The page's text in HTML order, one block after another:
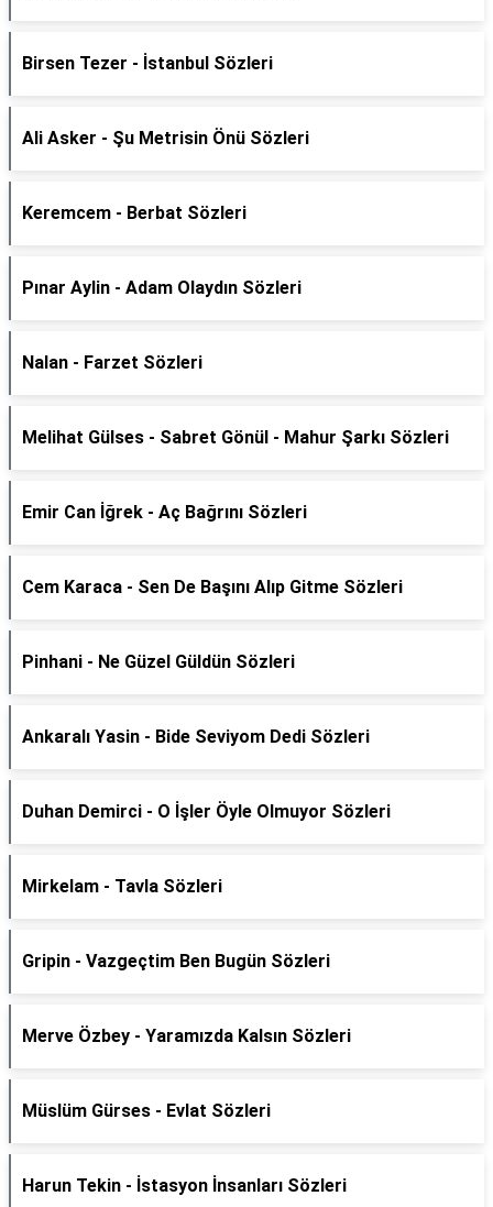
Birsen Tezer - İstanbul Sözleri
Ali Asker - Şu Metrisin Önü Sözleri
Keremcem - Berbat Sözleri
Pınar Aylin - Adam Olaydın Sözleri
Nalan - Farzet Sözleri
Melihat Gülses - Sabret Gönül - Mahur Şarkı Sözleri
Emir Can İğrek - Aç Bağrını Sözleri
Cem Karaca - Sen De Başını Alıp Gitme Sözleri
Pinhani - Ne Güzel Güldün Sözleri
Ankaralı Yasin - Bide Seviyom Dedi Sözleri
Duhan Demirci - O İşler Öyle Olmuyor Sözleri
Mirkelam - Tavla Sözleri
Gripin - Vazgeçtim Ben Bugün Sözleri
Merve Özbey - Yaramızda Kalsın Sözleri
Müslüm Gürses - Evlat Sözleri
Harun Tekin - İstasyon İnsanları Sözleri